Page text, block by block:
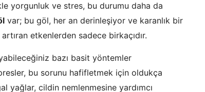
yorgunluk ve stres, bu durumu daha da
var; bu göl, her an derinleşiyor ve karanlık bir
etkenlerden sadece birkaçıdır.
bazı basit yöntemler
bu sorunu hafifletmek için oldukça
yağlar, cildin nemlenmesine yardımcı